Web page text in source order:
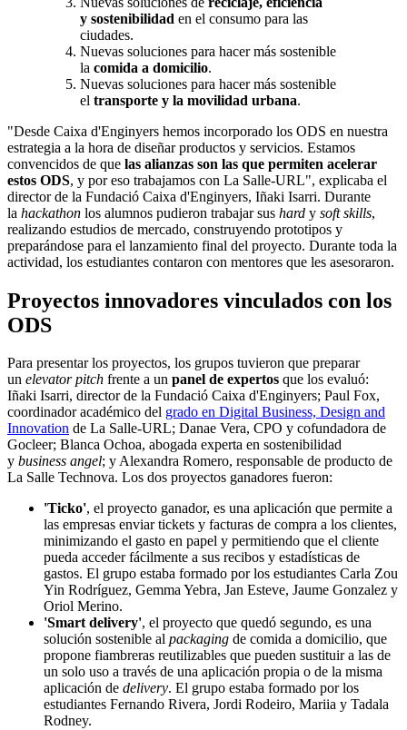
y sostenibilidad en el consumo para las
ciudades.
Nuevas soluciones para hacer más sostenible
la comida a domicilio.
Nuevas soluciones para hacer más sostenible
el transporte y la movilidad urbana.
"Desde Caixa d'Enginyers hemos incorporado los ODS en nuestra
estrategia a la hora de diseñar productos y servicios. Estamos
convencidos de que las alianzas son las que permiten acelerar
estos ODS, y por eso trabajamos con La Salle-URL", explicaba el
director de la Fundació Caixa d'Enginyers, Iñaki Isarri. Durante
la hackathon los alumnos pudieron trabajar sus hard y soft skills,
realizando estudios de mercado, construyendo prototipos y
preparándose para el lanzamiento final del proyecto. Durante toda la
actividad, los estudiantes contaron con mentores que les asesoraron.
Proyectos innovadores vinculados con los
ODS
Para presentar los proyectos, los grupos tuvieron que preparar
un elevator pitch frente a un panel de expertos que los evaluó:
Iñaki Isarri, director de la Fundació Caixa d'Enginyers; Paul Fox,
coordinador académico del grado en Digital Business, Design and
Innovation de La Salle-URL; Danae Vera, CPO y cofundadora de
Gocleer; Blanca Ochoa, abogada experta en sostenibilidad
y business angel; y Alexandra Romero, responsable de producto de
La Salle Technova. Los dos proyectos ganadores fueron:
'Ticko', el proyecto ganador, es una aplicación que permite a
las empresas enviar tickets y facturas de compra a los clientes,
minimizando el gasto en papel y permitiendo que el cliente
pueda acceder fácilmente a sus recibos y estadísticas de
gastos. El grupo estaba formado por los estudiantes Carla Zou
Yin Rodríguez, Gemma Yebra, Jan Esteve, Jaume Gonzalez y
Oriol Merino.
'Smart delivery', el proyecto que quedó segundo, es una
solución sostenible al packaging de comida a domicilio, que
propone fiambreras reutilizables que pueden sustituir a las de
un solo uso a través de una aplicación propia o de la misma
aplicación de delivery. El grupo estaba formado por los
estudiantes Fernando Rivera, Jordi Rodeiro, Mariia y Tadala
Rodney.